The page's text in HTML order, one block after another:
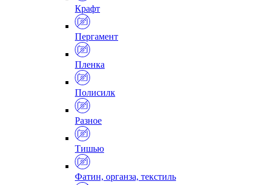
Крафт
Пергамент
Пленка
Полисилк
Разное
Тишью
Фатин, органза, текстиль